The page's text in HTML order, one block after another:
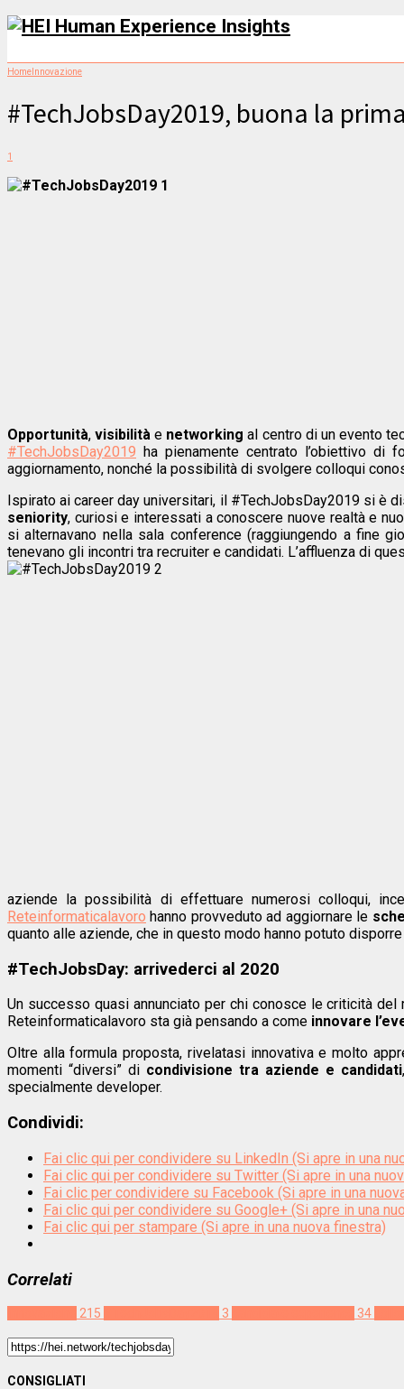
Home Innovazione
#TechJobsDay2019, buona la
1
Opportunità,visibilità e networking al centro di un evento
#TechJobsDay2019 ha pienamente centrato l’obiettivo di
aggiornamento, nonché la possibilità di svolgere colloqui
Ispirato ai career day universitari, il #TechJobsDay2019 si è
seniority, curiosi e interessati a conoscere nuove realtà e
si alternavano nella sala conference (raggiungendo a fine
tenevano gli incontri tra recruiter e candidati. L’affluenza di
aziende la possibilità di effettuare numerosi colloqui,
Reteinformaticalavoro hanno provveduto ad aggiornare le
quanto alle aziende, che in questo modo hanno potuto
#TechJobsDay: arrivederci al 2020
Un successo quasi annunciato per chi conosce le criticità
Reteinformaticalavoro sta già pensando a come innovare
Oltre alla formula proposta, rivelatasi innovativa e molto
momenti “diversi” di condivisione tra aziende e candidati
specialmente developer.
Condividi:
Fai clic qui per condividere su LinkedIn (Si apre in una
Fai clic qui per condividere su Twitter (Si apre in una
Fai clic per condividere su Facebook (Si apre in una
Fai clic qui per condividere su Google+ (Si apre in una
Fai clic qui per stampare (Si apre in una nuova finestra)
Correlati
215 3 34
CONSIGLIATI